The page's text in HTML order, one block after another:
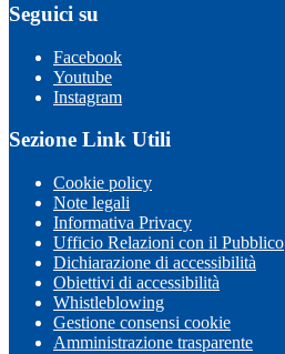
Seguici su
Facebook
Youtube
Instagram
Sezione Link Utili
Cookie policy
Note legali
Informativa Privacy
Ufficio Relazioni con il Pubblico
Dichiarazione di accessibilità
Obiettivi di accessibilità
Whistleblowing
Gestione consensi cookie
Amministrazione trasparente